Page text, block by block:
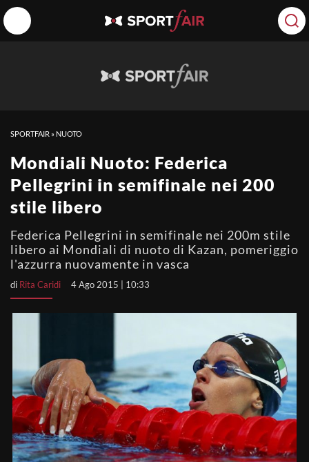
SPORTFAIR » NUOTO
Mondiali Nuoto: Federica
Pellegrini in semifinale nei 200
stile libero
Federica Pellegrini in semifinale nei 200m stile
libero ai Mondiali di nuoto di Kazan, pomeriggio
l'azzurra nuovamente in vasca
di Rita Caridi 4 Ago 2015 | 10:33